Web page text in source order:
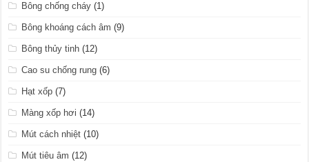
Bông chống cháy (1)
Bông khoáng cách âm (9)
Bông thủy tinh (12)
Cao su chống rung (6)
Hạt xốp (7)
Màng xốp hơi (14)
Mút cách nhiệt (10)
Mút tiêu âm (12)